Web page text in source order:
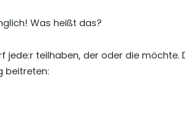
Was heißt das?
teilhaben, der oder die möchte.
beitreten: